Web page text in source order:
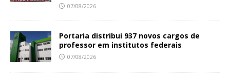
07/08/2026
Portaria distribui 937 novos cargos de
professor em institutos federais
07/08/2026